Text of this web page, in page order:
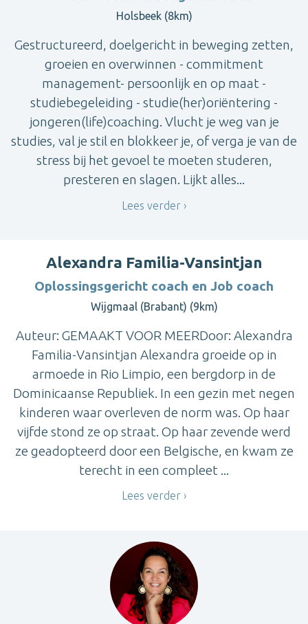
Holsbeek (8km)
Gestructureerd, doelgericht in beweging zetten,
groeien en overwinnen - commitment
management- persoonlijk en op maat -
studiebegeleiding - studie(her)oriëntering -
jongeren(life)coaching. Vlucht je weg van je
studies, val je stil en blokkeer je, of verga je van de
stress bij het gevoel te moeten studeren,
presteren en slagen. Lijkt alles...
Lees verder
Alexandra Familia-Vansintjan
Oplossingsgericht coach en Job coach
Wijgmaal (Brabant) (9km)
Auteur: GEMAAKT VOOR MEERDoor: Alexandra
Familia-Vansintjan Alexandra groeide op in
armoede in Rio Limpio, een bergdorp in de
Dominicaanse Republiek. In een gezin met negen
kinderen waar overleven de norm was. Op haar
vijfde stond ze op straat. Op haar zevende werd
ze geadopteerd door een Belgische, en kwam ze
terecht in een compleet ...
Lees verder